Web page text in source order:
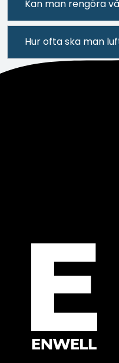
Kan man rengöra
Hur ofta ska man